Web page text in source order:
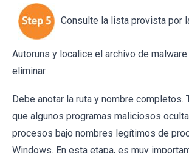
Consulte la lista provista por
Autoruns y localice el archivo de
eliminar.
Debe anotar la ruta y nombre completos.
que algunos programas maliciosos
procesos bajo nombres legítimos de
Windows. En esta etapa, es muy